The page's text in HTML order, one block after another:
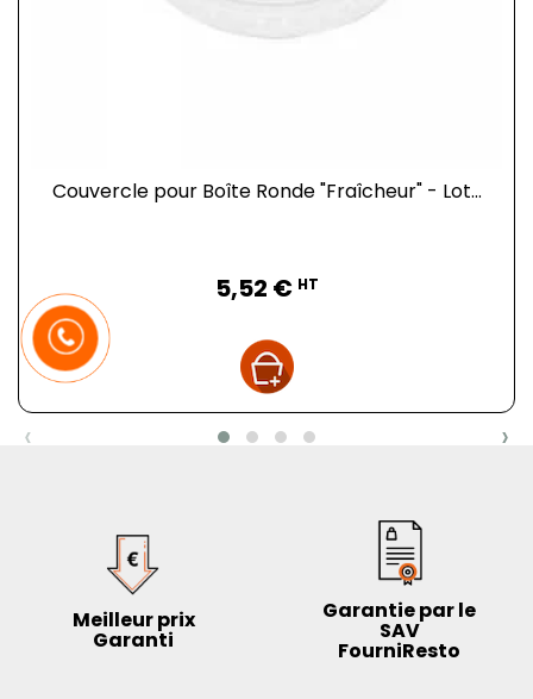
Couvercle pour Boîte Ronde "Fraîcheur" - Lot...
5,52 € HT
‹ ›
Meilleur prix
Garanti
Garantie par le
SAV
FourniResto